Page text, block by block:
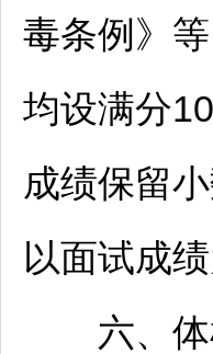
毒条例》
均设满分
成绩保留
以面试成
六、体